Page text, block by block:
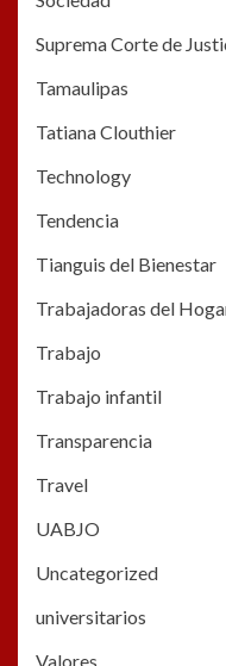
Suprema Corte de
Tamaulipas
Tatiana Clouthier
Technology
Tendencia
Tianguis del Bienestar
Trabajadoras del
Trabajo
Trabajo infantil
Transparencia
Travel
UABJO
Uncategorized
universitarios
Valores